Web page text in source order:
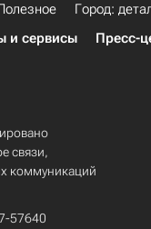
Город:
и сервисы Пресс-
связи,
коммуникаций
57640